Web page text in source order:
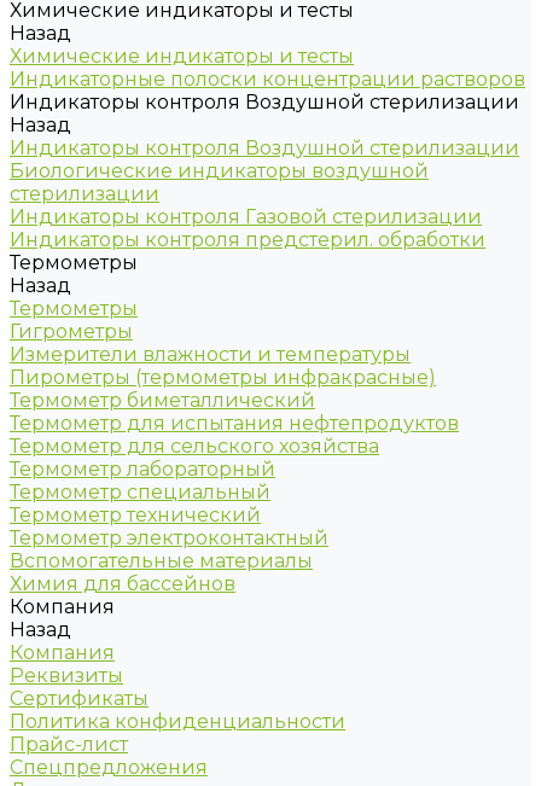
Химические индикаторы и тесты
Назад
Химические индикаторы и тесты
Индикаторные полоски концентрации растворов
Индикаторы контроля Воздушной стерилизации
Назад
Индикаторы контроля Воздушной стерилизации
Биологические индикаторы воздушной
стерилизации
Индикаторы контроля Газовой стерилизации
Индикаторы контроля предстерил. обработки
Термометры
Назад
Термометры
Гигрометры
Измерители влажности и температуры
Пирометры (термометры инфракрасные)
Термометр биметаллический
Термометр для испытания нефтепродуктов
Термометр для сельского хозяйства
Термометр лабораторный
Термометр специальный
Термометр технический
Термометр электроконтактный
Вспомогательные материалы
Химия для бассейнов
Компания
Назад
Компания
Реквизиты
Сертификаты
Политика конфиденциальности
Прайс-лист
Спецпредложения